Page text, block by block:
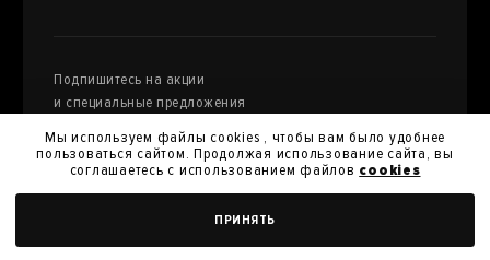
ДОБАВИТЬ В КОРЗИНУ
Подпишитесь на акции
и специальные предложения
и их передачу для получения кэшбэк.
Я согласен сполитикой конфиденциальности
Мы используем файлы cookies , чтобы вам было удобнее
пользоваться сайтом. Продолжая использование сайта, вы
соглашаетесь с использованием файлов cookies
ПРИНЯТЬ